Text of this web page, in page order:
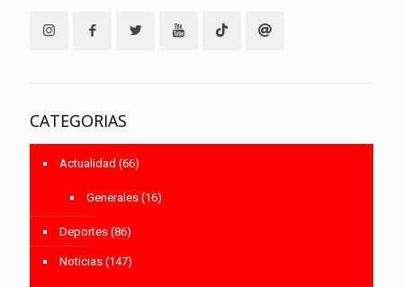
CATEGORIAS
Actualidad (66)
Generales (16)
Deportes (86)
Noticias (147)